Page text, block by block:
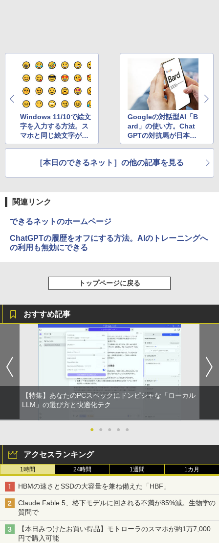
Windows 11/10で絵文
字を入力する方法。ス
マホと同じ絵文字がPC
でも！
Googleの対話型AI「B
ard」の使い方。Chat
GPTの対抗馬が日本語
対応！
［本日のできるネット］の他の記事を見る
関連リンク
できるネットのホームページ
ChatGPTの履歴をオフにする方法。AIのトレーニングへ
の利用も無効にできる
トップページに戻る
おすすめ記事
【特集】あなたのPCスペックにドンピシャな「ローカル
LLM」の選び方と快適化テク
● ● ● ● ●
アクセスランキング
1時間 24時間 1週間 1カ月
HBMの速さとSSDの大容量を兼ね備えた「HBF」
Claude Fable 5、格下モデルに回される不満が85%減。生物学の
質問で
【本日みつけたお買い得品】モトローラのスマホが約1万7,000
円で購入可能